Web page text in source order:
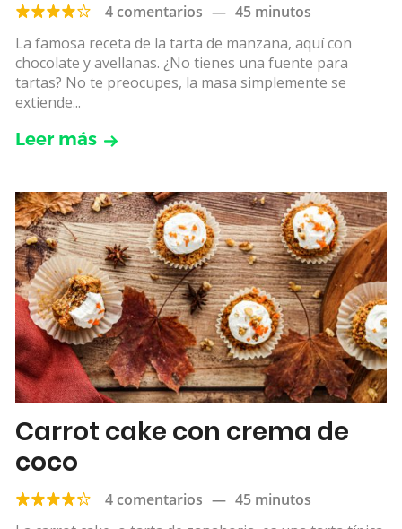
4 comentarios — 45 minutos
La famosa receta de la tarta de manzana, aquí con
chocolate y avellanas. ¿No tienes una fuente para
tartas? No te preocupes, la masa simplemente se
extiende...
Leer más
Carrot cake con crema de
coco
4 comentarios — 45 minutos